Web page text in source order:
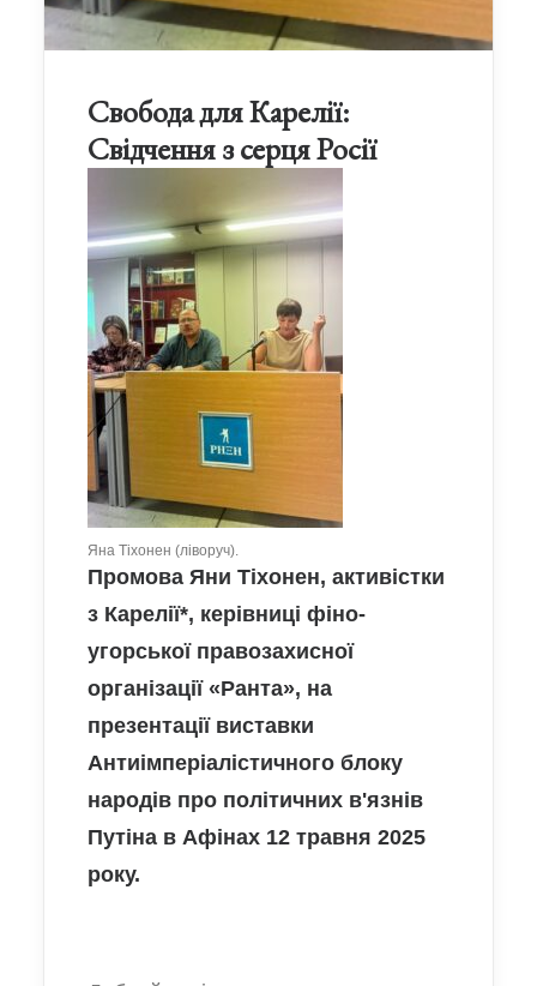
Свобода для Карелії:
Свідчення з серця Росії
Яна Тіхонен (ліворуч).
Промова Яни Тіхонен, активістки
з Карелії*, керівниці фіно-
угорської правозахисної
організації «Ранта», на
презентації виставки
Антиімперіалістичного блоку
народів про політичних в'язнів
Путіна в Афінах 12 травня 2025
року.